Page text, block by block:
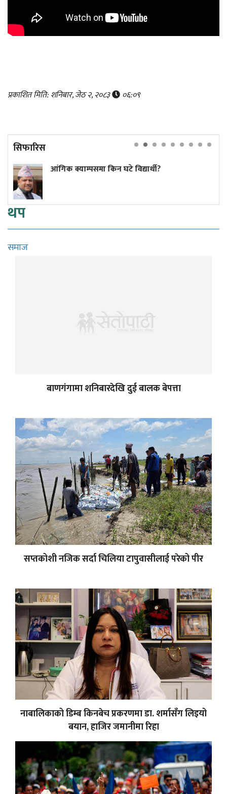
प्रकाशित मिति: शनिबार, जेठ २, २०८३ ०६:०९
सिफारिस
किन घटे विद्यार्थी?
थप
समाज
बाणगंगामा शनिबारदेखि दुई बालक बेपत्ता
सप्तकोशी नजिक सर्दा चिलिया टापुवासीलाई परेको पीर
नाबालिकाको डिम्ब किनबेच प्रकरणमा डा. शर्मासँग लिइयो
बयान, हाजिर जमानीमा रिहा